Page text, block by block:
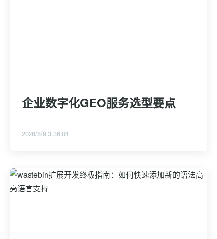
企业数字化GEO服务选型要点
2026/8/9 3:36:04